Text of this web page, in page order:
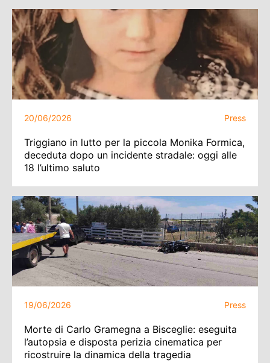
20/06/2026 Press
Triggiano in lutto per la piccola Monika Formica,
deceduta dopo un incidente stradale: oggi alle
18 l’ultimo saluto
19/06/2026 Press
Morte di Carlo Gramegna a Bisceglie: eseguita
l’autopsia e disposta perizia cinematica per
ricostruire la dinamica della tragedia